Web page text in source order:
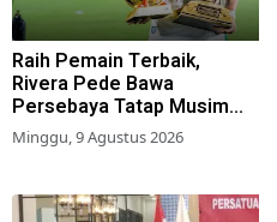
Raih Pemain Terbaik,
Rivera Pede Bawa
Persebaya Tatap Musim
2026-2027
Minggu, 9 Agustus 2026